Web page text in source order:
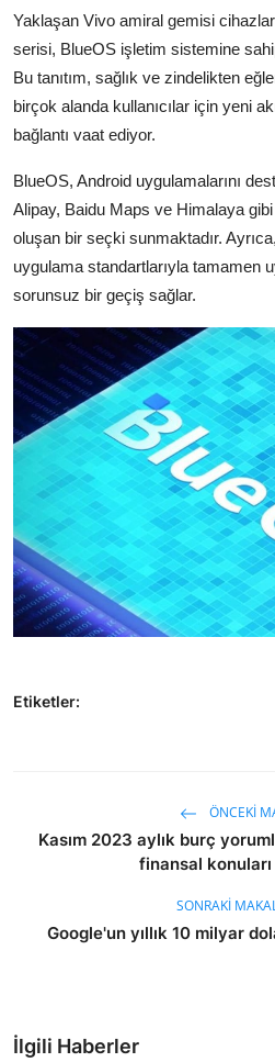
Yaklaşan Vivo amiral gemisi
serisi, BlueOS işletim sistemine
Bu tanıtım, sağlık ve zindelikten
birçok alanda kullanıcılar için yeni
bağlantı vaat ediyor.
BlueOS, Android uygulamalarını
Alipay, Baidu Maps ve Himalaya
oluşan bir seçki sunmaktadır.
uygulama standartlarıyla tamamen
sorunsuz bir geçiş sağlar.
Etiketler:
ÖNCEKI
Kasım 2023 aylık burç
finansal konuları
SONRAKI
Google'un yıllık 10 milyar
İlgili Haberler